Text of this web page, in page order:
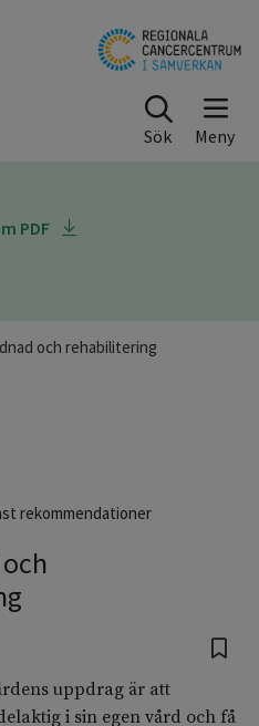
Sök
PDF
och rehabilitering
rekommendationer
uppdrag är att
i sin egen vård och få